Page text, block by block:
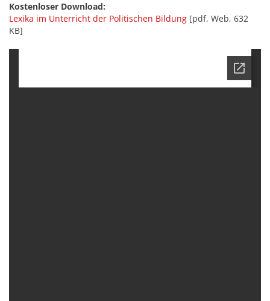
Kostenloser Download:
Lexika im Unterricht der Politischen Bildung [pdf, Web, 632
KB]